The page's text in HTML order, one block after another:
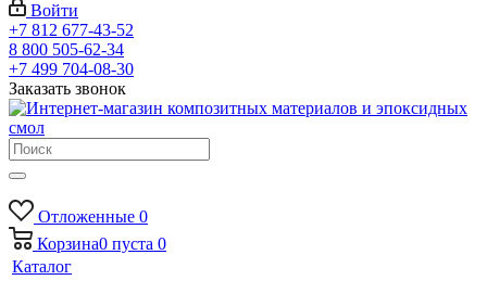
Войти
+7 812 677-43-52
8 800 505-62-34
+7 499 704-08-30
Заказать звонок
Отложенные 0
Корзина0 пуста 0
Каталог